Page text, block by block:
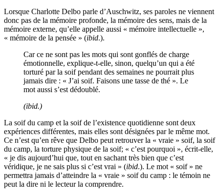
Lorsque Charlotte Delbo parle d’Auschwitz, ses paroles ne viennent
donc pas de la mémoire profonde, la mémoire des sens, mais de la
mémoire externe, qu’elle appelle aussi « mémoire intellectuelle »,
« mémoire de la pensée » (ibid.).
Car ce ne sont pas les mots qui sont gonflés de charge
émotionnelle, explique-t-elle, sinon, quelqu’un qui a été
torturé par la soif pendant des semaines ne pourrait plus
jamais dire : « J’ai soif. Faisons une tasse de thé ». Le
mot aussi s’est dédoublé.
(ibid.)
La soif du camp et la soif de l’existence quotidienne sont deux
expériences différentes, mais elles sont désignées par le même mot.
Ce n’est qu’en rêve que Delbo peut retrouver la « vraie » soif, la soif
du camp, la torture physique de la soif; « c’est pourquoi », écrit-elle,
« je dis aujourd’hui que, tout en sachant très bien que c’est
véridique, je ne sais plus si c’est vrai » (ibid.). Le mot « soif » ne
permettra jamais d’atteindre la « vraie » soif du camp : le témoin ne
peut la dire ni le lecteur la comprendre.